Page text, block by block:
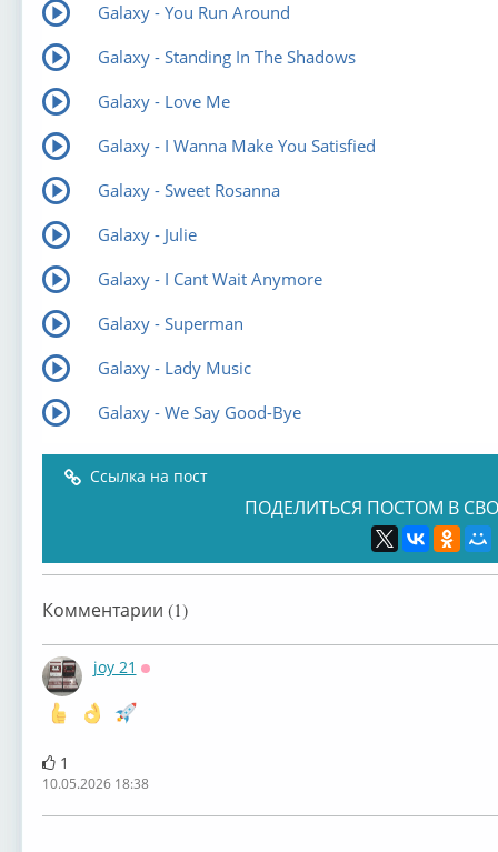
Galaxy - You Run Around
Galaxy - Standing In The Shadows
Galaxy - Love Me
Galaxy - I Wanna Make You Satisfied
Galaxy - Sweet Rosanna
Galaxy - Julie
Galaxy - I Cant Wait Anymore
Galaxy - Superman
Galaxy - Lady Music
Galaxy - We Say Good-Bye
Ссылка на пост
ПОДЕЛИТЬСЯ ПОСТОМ В
Комментарии (1)
joy 21
1
10.05.2026 18:38